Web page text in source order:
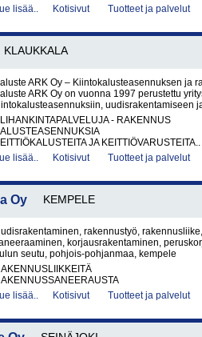
lisää..
Kotisivut Tuotteet ja palvelut
KLAUKKALA
ARK Oy – Kiintokalusteasennuksen ja
ARK Oy on vuonna 1997 perustettu
uudisrakentamiseen
- RAKENNUS
JA KEITTIÖVARUSTEITA..
lisää..
Kotisivut Tuotteet ja palvelut
Oy KEMPELE
rakennustyö,
korjausrakentaminen,
seutu, pohjois-pohjanmaa, kempele
lisää..
Kotisivut Tuotteet ja palvelut